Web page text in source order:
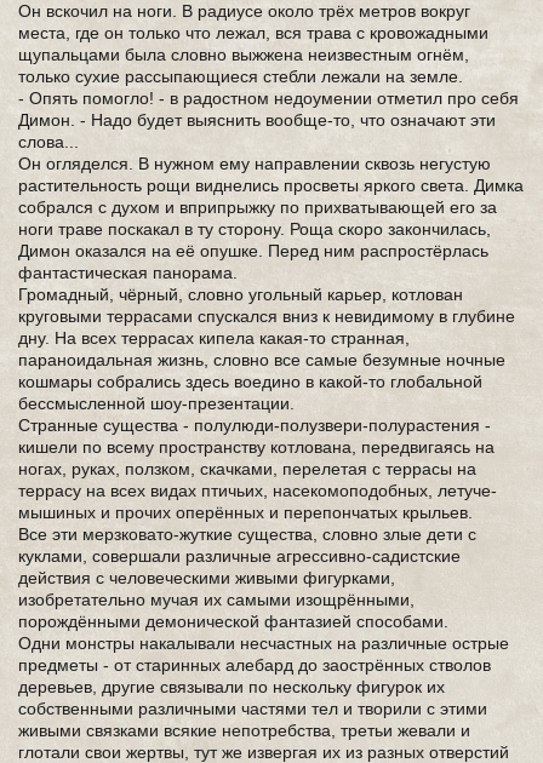
Он вскочил на ноги. В радиусе около трёх метров вокруг
места, где он только что лежал, вся трава с кровожадными
щупальцами была словно выжжена неизвестным огнём,
только сухие рассыпающиеся стебли лежали на земле.
- Опять помогло! - в радостном недоумении отметил про себя
Димон. - Надо будет выяснить вообще-то, что означают эти
слова...
Он огляделся. В нужном ему направлении сквозь негустую
растительность рощи виднелись просветы яркого света. Димка
собрался с духом и вприпрыжку по прихватывающей его за
ноги траве поскакал в ту сторону. Роща скоро закончилась,
Димон оказался на её опушке. Перед ним распростёрлась
фантастическая панорама.
Громадный, чёрный, словно угольный карьер, котлован
круговыми террасами спускался вниз к невидимому в глубине
дну. На всех террасах кипела какая-то странная,
параноидальная жизнь, словно все самые безумные ночные
кошмары собрались здесь воедино в какой-то глобальной
бессмысленной шоу-презентации.
Странные существа - полулюди-полузвери-полурастения -
кишели по всему пространству котлована, передвигаясь на
ногах, руках, ползком, скачками, перелетая с террасы на
террасу на всех видах птичьих, насекомоподобных, летуче-
мышиных и прочих оперённых и перепончатых крыльев.
Все эти мерзковато-жуткие существа, словно злые дети с
куклами, совершали различные агрессивно-садистские
действия с человеческими живыми фигурками,
изобретательно мучая их самыми изощрёнными,
порождёнными демонической фантазией способами.
Одни монстры накалывали несчастных на различные острые
предметы - от старинных алебард до заострённых стволов
деревьев, другие связывали по нескольку фигурок их
собственными различными частями тел и творили с этими
живыми связками всякие непотребства, третьи жевали и
глотали свои жертвы, тут же извергая их из разных отверстий